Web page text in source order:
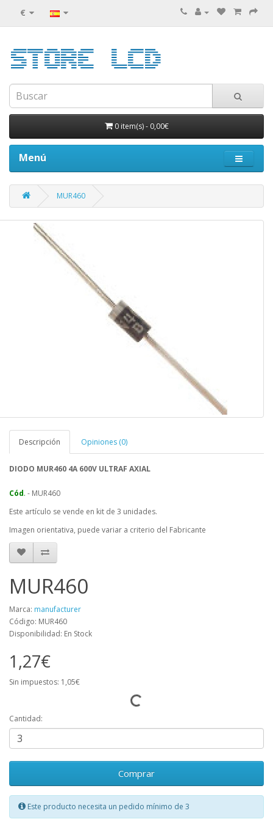
€
0 item(s)- 0,00€
Menú
MUR460
Descripción Opiniones (0)
DIODO MUR460 4A 600V ULTRAF AXIAL
Cód. - MUR460
Este artículo se vende en kit de 3 unidades.
Imagen orientativa, puede variar a criterio del Fabricante
MUR460
Marca: manufacturer
Código: MUR460
Disponibilidad: En Stock
1,27€
Sin impuestos: 1,05€
Cantidad:
Comprar
Este producto necesita un pedido mínimo de 3